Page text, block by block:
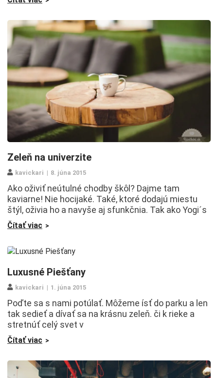
Zeleň na univerzite
kavickari 8. júna 2015
Ako oživiť neútulné chodby škôl? Dajme tam
kaviarne! Nie hocijaké. Také, ktoré dodajú miestu
štýl, oživia ho a navyše aj sfunkčnia. Tak ako Yogi´s
Čítať viac
Luxusné Piešťany
kavickari 1. júna 2015
Poďte sa s nami potúlať. Môžeme ísť do parku a len
tak sedieť a dívať sa na krásnu zeleň. či k rieke a
stretnúť celý svet v
Čítať viac